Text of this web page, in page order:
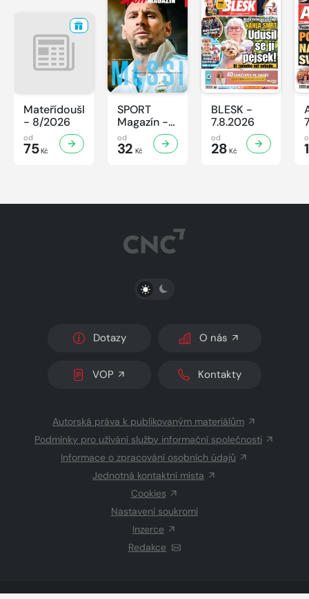
Mateřídouška
- 8/2026
od
75Kč
SPORT
Magazín -
32/2026
od
32 Kč
BLESK -
7.8.2026
od
28 Kč
PŘEPNOUT SVĚTLÝ/TMAVÝ REŽIM
Dotazy O nás
VOP Kontakty
Autorská práva k publikovaným materiálům
Podmínky pro užívání služby informační společnosti
Informace o zpracování osobních údajů
Jednotná kontaktní místa
Cookies
Nastavení soukromí
Inzerce
Redakce